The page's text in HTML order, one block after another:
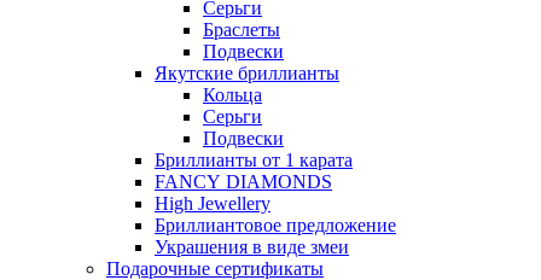
Серьги
Браслеты
Подвески
Якутские бриллианты
Кольца
Серьги
Подвески
Бриллианты от 1 карата
FANCY DIAMONDS
High Jewellery
Бриллиантовое предложение
Украшения в виде змеи
Подарочные сертификаты